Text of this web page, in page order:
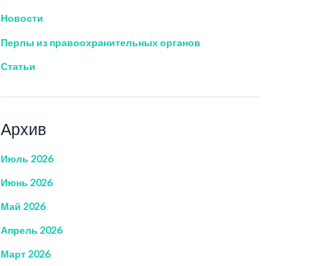
Новости
Перлы из правоохранительных органов
Статьи
Архив
Июль 2026
Июнь 2026
Май 2026
Апрель 2026
Март 2026